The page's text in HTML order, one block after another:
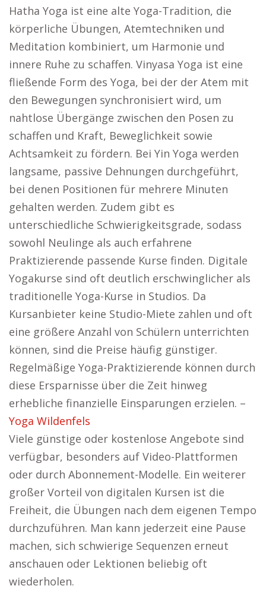
Hatha Yoga ist eine alte Yoga-Tradition, die
körperliche Übungen, Atemtechniken und
Meditation kombiniert, um Harmonie und
innere Ruhe zu schaffen. Vinyasa Yoga ist eine
fließende Form des Yoga, bei der der Atem mit
den Bewegungen synchronisiert wird, um
nahtlose Übergänge zwischen den Posen zu
schaffen und Kraft, Beweglichkeit sowie
Achtsamkeit zu fördern. Bei Yin Yoga werden
langsame, passive Dehnungen durchgeführt,
bei denen Positionen für mehrere Minuten
gehalten werden. Zudem gibt es
unterschiedliche Schwierigkeitsgrade, sodass
sowohl Neulinge als auch erfahrene
Praktizierende passende Kurse finden. Digitale
Yogakurse sind oft deutlich erschwinglicher als
traditionelle Yoga-Kurse in Studios. Da
Kursanbieter keine Studio-Miete zahlen und oft
eine größere Anzahl von Schülern unterrichten
können, sind die Preise häufig günstiger.
Regelmäßige Yoga-Praktizierende können durch
diese Ersparnisse über die Zeit hinweg
erhebliche finanzielle Einsparungen erzielen. –
Yoga Wildenfels
Viele günstige oder kostenlose Angebote sind
verfügbar, besonders auf Video-Plattformen
oder durch Abonnement-Modelle. Ein weiterer
großer Vorteil von digitalen Kursen ist die
Freiheit, die Übungen nach dem eigenen Tempo
durchzuführen. Man kann jederzeit eine Pause
machen, sich schwierige Sequenzen erneut
anschauen oder Lektionen beliebig oft
wiederholen.